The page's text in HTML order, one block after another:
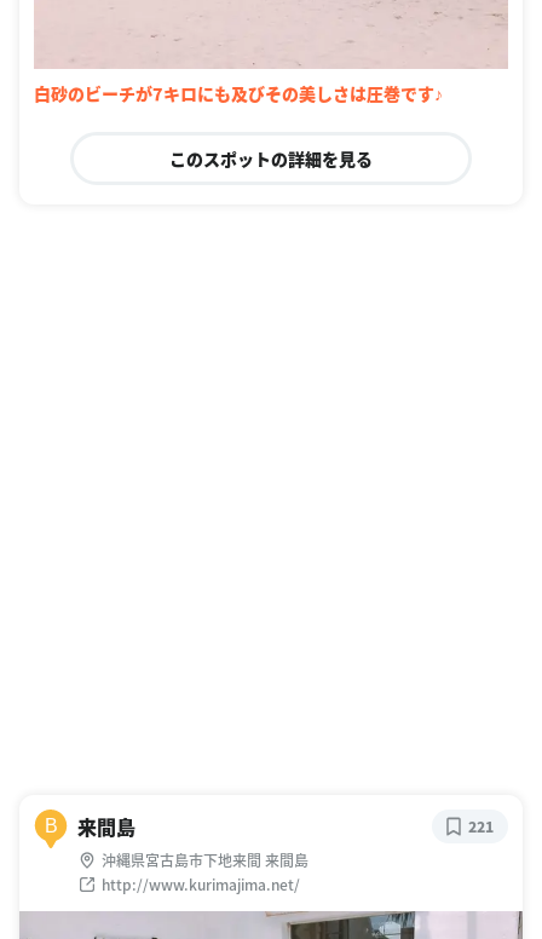
白砂のビーチが7キロにも及びその美しさは圧巻です♪
このスポットの詳細を見る
B 来間島
沖縄県宮古島市下地来間 来間島
http://www.kurimajima.net/
221